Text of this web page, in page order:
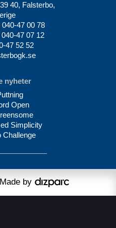
40, Falsterbo,
040-47 00 78
040-47 07 12
47 52 52
nyheter
Open
Simplicity
Challenge
by